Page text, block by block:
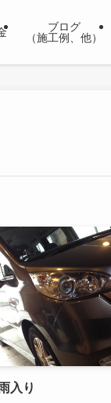
ブログ
（施工例、他）
入り